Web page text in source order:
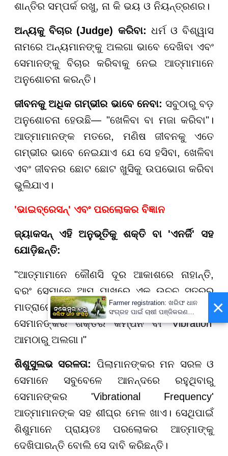
ଶାନ୍ତିର ସମ୍ପର୍କ ରଖୁ, ନା କି ଭୟ ଓ ନିୟନ୍ତ୍ରଣର।
ଅନ୍ୟକୁ ବିଚାର (Judge) କରିବା: ଧର୍ମ ଓ ବିଶ୍ୱାସ
ନାମରେ ଅନ୍ୟମାନଙ୍କୁ ଅଲଗା ଭାବେ ଦେଖିବା ଏବଂ
ସେମାନଙ୍କୁ ବିଚାର କରିବାକୁ ନେଇ ଆତ୍ମାମାନେ
ଅନୁଶୋଚନା କରନ୍ତି।
ଜୀବନକୁ ଅଧିକ ଗମ୍ଭୀର ଭାବେ ନେବା: ସବୁଠାରୁ ବଡ଼
ଅନୁଶୋଚନା ହେଉଛି— "ଖେଳିବା ବା ମଜା କରିବା"।
ଆତ୍ମାମାନଙ୍କ ମତରେ, ମଣିଷ ଜୀବନକୁ ଏତେ
ଗମ୍ଭୀର ଭାବେ ନେଇଯାଏ ଯେ ସେ ହସିବା, ଖେଳିବା
ଏବଂ ଜୀବନର ଛୋଟ ଛୋଟ ଖୁସିକୁ ଉପଭୋଗ କରିବା
ଭୁଲିଯାଏ।
'ଭାଇବ୍ରେସନ୍' ଏବଂ ପରଲୋକର ବିଜ୍ଞାନ
ଜ୍ୟାକସନ୍ ଏହି ଅନୁଭୂତିକୁ ଶକ୍ତି ବା 'ଏନର୍ଜି' ସହ
ଯୋଡ଼ିଛନ୍ତି:
"ଆତ୍ମାମାନେ କୌଣସି ଦୂର ଆକାଶରେ ନାହାନ୍ତି,
ବରଂ ସେମାନେ ଆମ ପାଖରେ ଏକ ଉଚ୍ଚ ସ୍ତରର
ମାତ୍ରାରେ (Higher Dimension) ଅଛନ୍ତି।
ସେମାନଙ୍କର ଶକ୍ତିର କମ୍ପନ ବା 'Vibration'
ଆମଠାରୁ ଅଲଗା।"
ଶିଶୁସୁଲଭ ସରଳତା: ପିଲାମାନଙ୍କର ମନ ସରଳ ଓ
ସେମାନେ ସବୁବେଳେ ଆନନ୍ଦରେ ରହୁଥିବାରୁ
ସେମାନଙ୍କର 'Vibrational Frequency'
ଆତ୍ମାମାନଙ୍କ ସହ ଶୀଘ୍ର ମେଳ ଖାଏ। ସେଥିପାଇଁ
ଶିଶୁମାନେ ପ୍ରାୟତଃ ପରଲୋକର ଆତ୍ମାଙ୍କୁ
ଦେଖିପାରନ୍ତି ବୋଲି ସେ ଦାବି କରିଛନ୍ତି।
×
Farmer registration: ଖରିଫ ଧାନ
ସଂଗ୍ରହ ପାଇଁ ଚାଷୀ ପଞ୍ଜିକରଣ
ପ୍ରକ୍ରିୟା